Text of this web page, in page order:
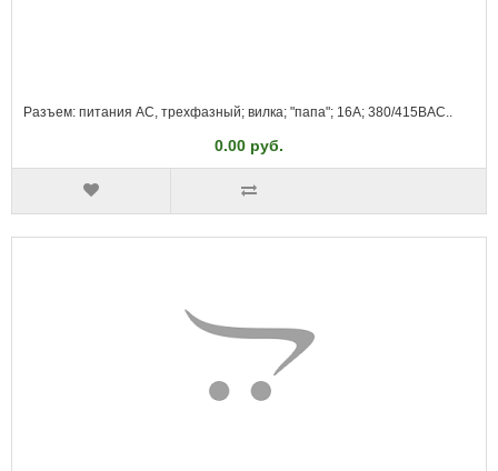
Разъем: питания AC, трехфазный; вилка; "папа"; 16А; 380/415ВAC..
0.00 руб.